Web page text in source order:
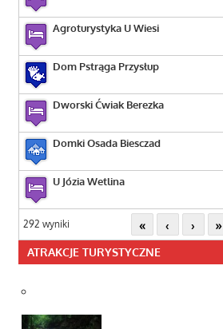
Agroturystyka U Wiesi
Dom Pstrąga Przysłup
Dworski Ćwiak Berezka
Domki Osada Biesczad
U Józia Wetlina
292 wyniki « ‹ › »
ATRAKCJE TURYSTYCZNE